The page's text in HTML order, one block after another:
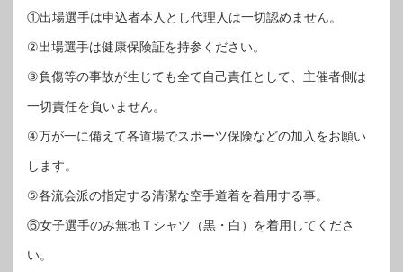
①出場選手は申込者本人とし代理人は一切認めません。
②出場選手は健康保険証を持参ください。
③負傷等の事故が生じても全て自己責任として、主催者側は
一切責任を負いません。
④万が一に備えて各道場でスポーツ保険などの加入をお願い
します。
⑤各流会派の指定する清潔な空手道着を着用する事。
⑥女子選手のみ無地Ｔシャツ（黒・白）を着用してくださ
い。